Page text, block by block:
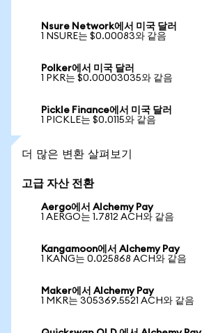
Nsure Network에서 미국 달러
1 NSURE는 $0.00083와 같음
Polker에서 미국 달러
1 PKR는 $0.00003035와 같음
Pickle Finance에서 미국 달러
1 PICKLE는 $0.0115와 같음
더 많은 변환 살펴보기
고급 자산 전환
Aergo에서 Alchemy Pay
1 AERGO는 1.7812 ACH와 같음
Kangamoon에서 Alchemy Pay
1 KANG는 0.025868 ACH와 같음
Maker에서 Alchemy Pay
1 MKR는 305369.5521 ACH와 같음